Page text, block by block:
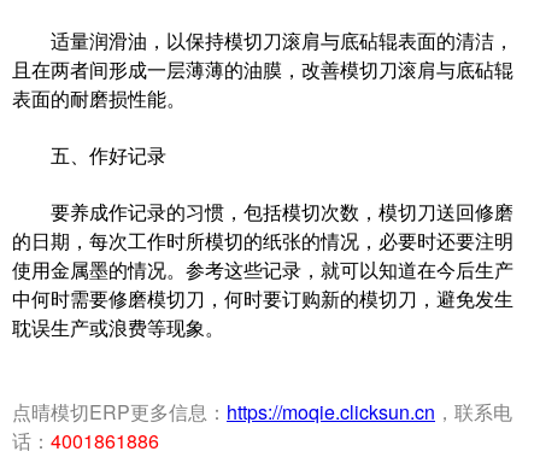
适量润滑油，以保持模切刀滚肩与底砧辊表面的清洁，
且在两者间形成一层薄薄的油膜，改善模切刀滚肩与底砧辊
表面的耐磨损性能。
五、作好记录
要养成作记录的习惯，包括模切次数，模切刀送回修磨
的日期，每次工作时所模切的纸张的情况，必要时还要注明
使用金属墨的情况。参考这些记录，就可以知道在今后生产
中何时需要修磨模切刀，何时要订购新的模切刀，避免发生
耽误生产或浪费等现象。
点晴模切ERP更多信息： https://moqie.clicksun.cn ，联系电
话： 4001861886